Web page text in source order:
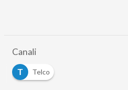
Canali
T
Telco